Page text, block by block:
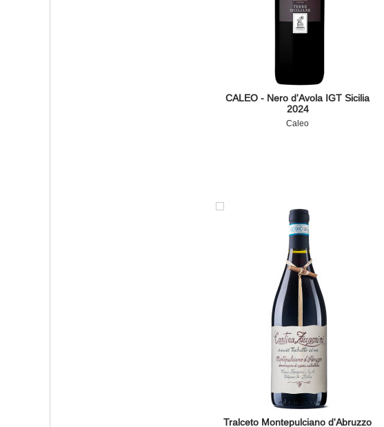
CALEO - Nero d'Avola IGT Sicilia
2024
Caleo
Tralceto Montepulciano d'Abruzzo